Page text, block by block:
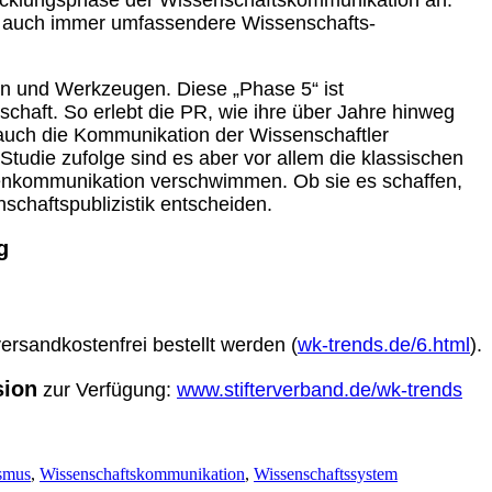
immer umfassendere Wissenschafts-
Werkzeugen. Diese „Phase 5“ ist
So erlebt die PR, wie ihre über Jahre hinweg
die Kommunikation der Wissenschaftler
zufolge sind es aber vor allem die klassischen
verschwimmen. Ob sie es schaffen,
entscheiden.
bestellt werden (wk-trends.de/6.html ).
zur Verfügung: www.stifterverband.de/wk-trends
, Wissenschaftskommunikation, Wissenschaftssystem